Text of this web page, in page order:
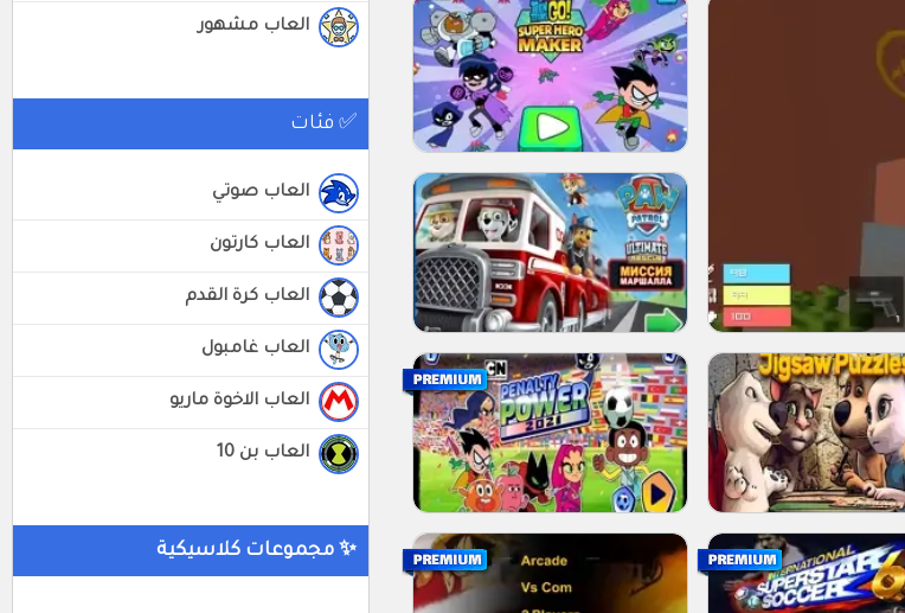
العاب مشهور
✅ فئات
العاب صوتي
العاب كارتون
العاب كرة القدم
العاب غامبول
العاب الاخوة ماريو
العاب بن 10
✨ مجموعات كلاسيكية